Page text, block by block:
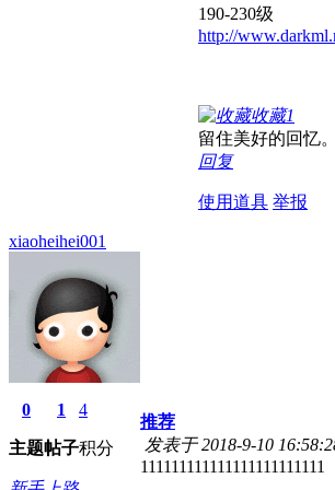
190-230级
http://
收藏1
留住美好的回忆
回复
使用道具 举报
xiaoheihei001
0
主题
1
帖子
4
积分
推荐
发表于 2018-9-10
111111111111111111111111